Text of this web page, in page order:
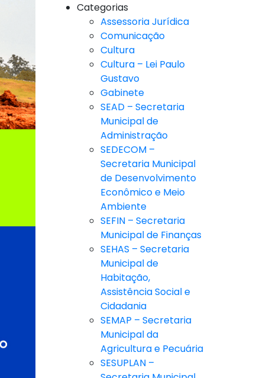
Categorias
Assessoria Jurídica
Comunicação
Cultura
Cultura – Lei Paulo
Gustavo
Gabinete
SEAD – Secretaria
Municipal de
Administração
SEDECOM –
Secretaria Municipal
de Desenvolvimento
Econômico e Meio
Ambiente
SEFIN – Secretaria
Municipal de Finanças
SEHAS – Secretaria
Municipal de
Habitação,
Assistência Social e
Cidadania
SEMAP – Secretaria
Municipal da
Agricultura e Pecuária
SESUPLAN –